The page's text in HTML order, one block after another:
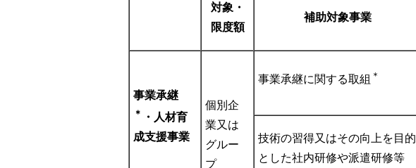
対象・
限度額
補助対象事業
事業承継
＊
・人材育
成支援事業
個別企
業又は
グルー
プ
事業承継に関する取組 ＊
技術の習得又はその向上を目的
とした社内研修や派遣研修等